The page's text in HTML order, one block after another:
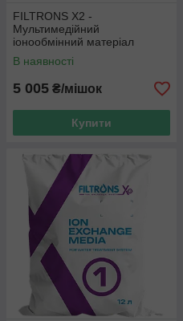
FILTRONS X2 -
Мультимедійний
іонообмінний матеріал
комплексної дії 6 в 1 (12л)
аналог Ecomix P
В наявності
5 005 ₴/мішок
Купити